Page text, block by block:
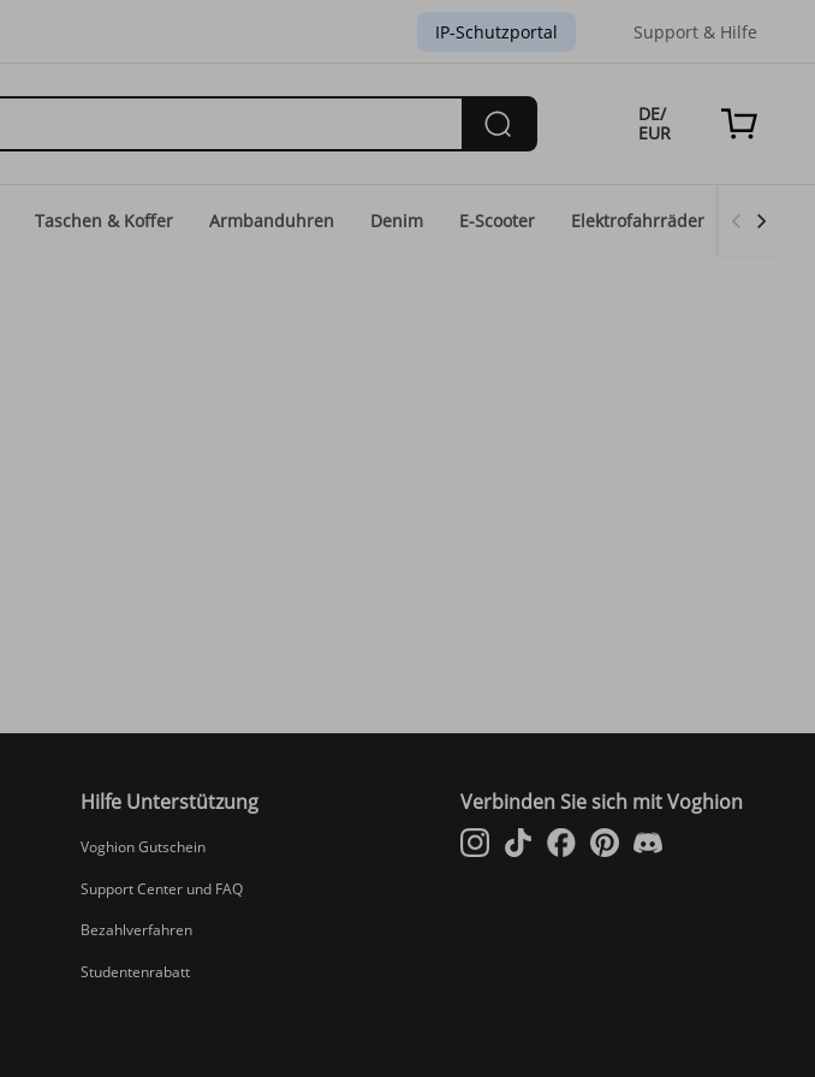
IP-Schutzportal Support & Hilfe
DE/
EUR
Taschen & Koffer Armbanduhren Denim E-Scooter Elektrofahrräder Eid-
Hilfe Unterstützung
Voghion Gutschein
Support Center und FAQ
Bezahlverfahren
Studentenrabatt
Verbinden Sie sich mit Voghion